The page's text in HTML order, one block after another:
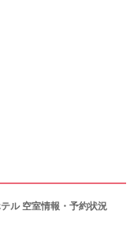
ル 空室情報・予約状況